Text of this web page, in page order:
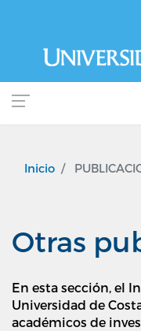
Inicio
Otras
En esta sección, el
Universidad de
académicos de